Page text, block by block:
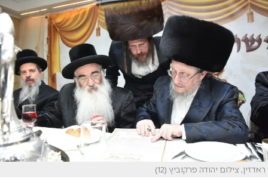
ראדזין, צילום יהודה פרקוביץ (12)